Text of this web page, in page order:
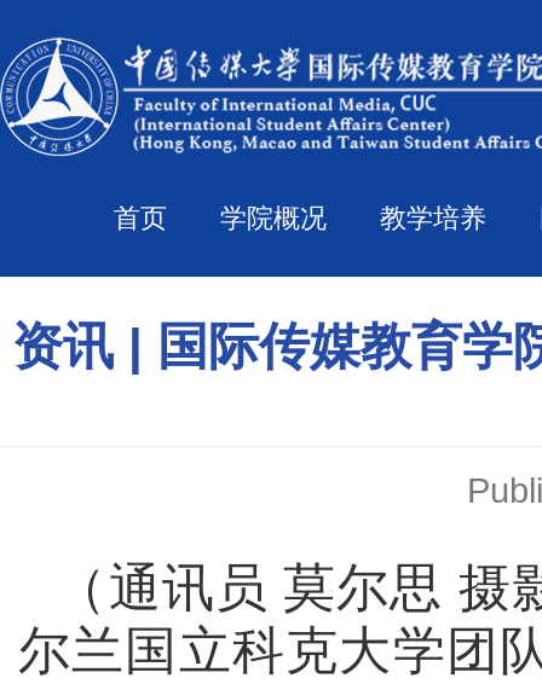
首页 学院概况 教学培养
资讯 | 国际传媒教育学
（通讯员 莫尔思 摄
尔兰国立科克大学团